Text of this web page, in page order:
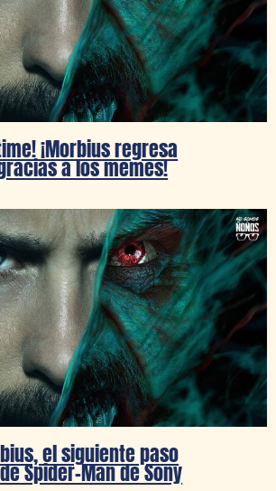
¡Morbius regresa
a los memes!
el siguiente paso
Spider-Man de Sony